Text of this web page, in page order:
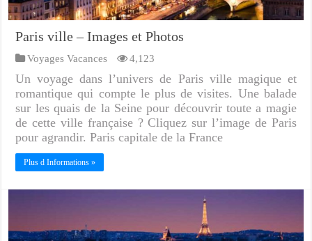
Paris ville – Images et Photos
Voyages Vacances 4,123
Un voyage dans l’univers de Paris ville magique et
romantique qui compte le plus de visites. Une balade
sur les quais de la Seine pour découvrir toute a magie
de cette ville française ? Cliquez sur l’image de Paris
pour agrandir. Paris capitale de la France
Plus d Informations »